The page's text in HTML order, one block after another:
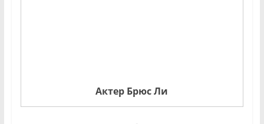
Актер Брюс Ли